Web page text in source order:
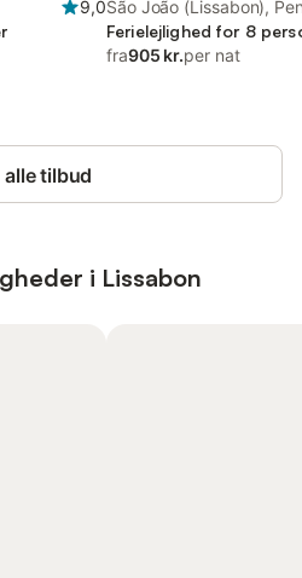
9,0São João (Lissabon),
França
Ferielejlighed for 8
fra905 kr.per nat
alle tilbud
i Lissabon